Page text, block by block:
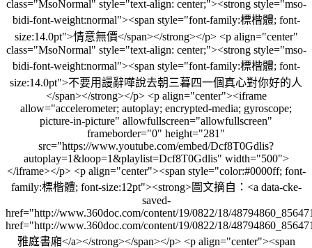
class="MsoNormal" style="text-align: center;"><strong style="mso-
bidi-font-weight:normal"><span style="font-family:標楷體; font-
size:14.0pt">情意無價</span></strong></p> <p align="center"
class="MsoNormal" style="text-align: center;"><strong style="mso-
bidi-font-weight:normal"><span style="font-family:標楷體; font-
size:14.0pt">不要用謾辭嘩說去朝三暮四一個真心對你好的人
</span></strong></p> <p align="center"><iframe
allow="accelerometer; autoplay; encrypted-media; gyroscope;
picture-in-picture" allowfullscreen="allowfullscreen"
frameborder="0" height="281"
src="https://www.youtube.com/embed/Dcf8T0Gdlis?
autoplay=1&loop=1&playlist=Dcf8T0Gdlis" width="500">
</iframe></p> <p align="center"><span style="color:#0000ff; font-
family:標楷體; font-size:12pt"><strong>圖文摘自：<a data-cke-
saved-
href="http://www.360doc.com/content/19/0822/18/
href="http://www.360doc.com/content/19/0822/18/
雅庭書廂</a></strong></span></p> <p align="center"><span